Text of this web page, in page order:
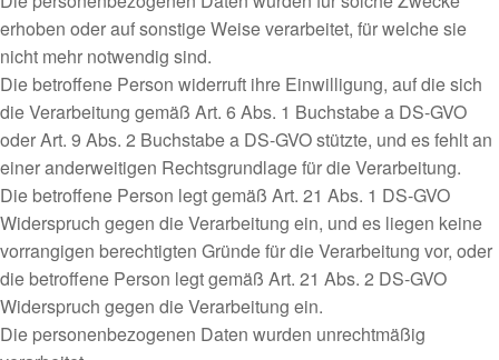
erhoben oder auf sonstige Weise verarbeitet, für welche sie
nicht mehr notwendig sind.
Die betroffene Person widerruft ihre Einwilligung, auf die sich
die Verarbeitung gemäß Art. 6 Abs. 1 Buchstabe a DS-GVO
oder Art. 9 Abs. 2 Buchstabe a DS-GVO stützte, und es fehlt an
einer anderweitigen Rechtsgrundlage für die Verarbeitung.
Die betroffene Person legt gemäß Art. 21 Abs. 1 DS-GVO
Widerspruch gegen die Verarbeitung ein, und es liegen keine
vorrangigen berechtigten Gründe für die Verarbeitung vor, oder
die betroffene Person legt gemäß Art. 21 Abs. 2 DS-GVO
Widerspruch gegen die Verarbeitung ein.
Die personenbezogenen Daten wurden unrechtmäßig